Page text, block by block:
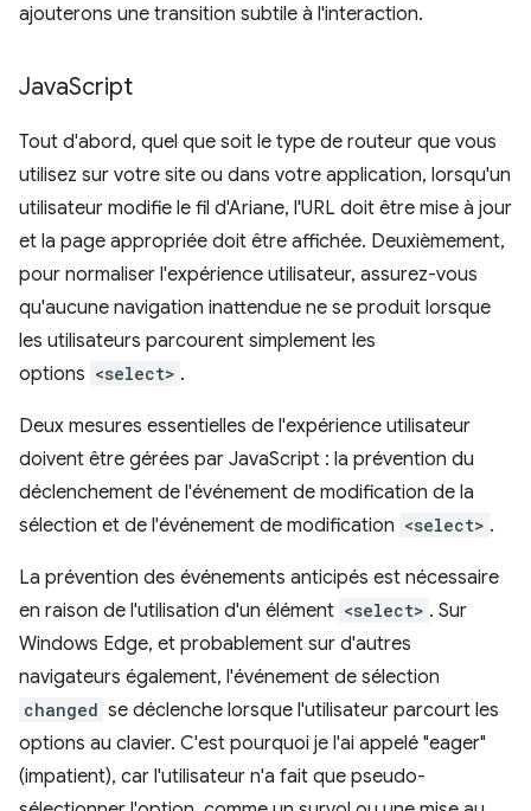
ajouterons une transition subtile à l'interaction.
JavaScript
Tout d'abord, quel que soit le type de routeur que vous
utilisez sur votre site ou dans votre application, lorsqu'un
utilisateur modifie le fil d'Ariane, l'URL doit être mise à jour
et la page appropriée doit être affichée. Deuxièmement,
pour normaliser l'expérience utilisateur, assurez-vous
qu'aucune navigation inattendue ne se produit lorsque
les utilisateurs parcourent simplement les
options <select> .
Deux mesures essentielles de l'expérience utilisateur
doivent être gérées par JavaScript : la prévention du
déclenchement de l'événement de modification de la
sélection et de l'événement de modification <select> .
La prévention des événements anticipés est nécessaire
en raison de l'utilisation d'un élément <select> . Sur
Windows Edge, et probablement sur d'autres
navigateurs également, l'événement de sélection
changed se déclenche lorsque l'utilisateur parcourt les
options au clavier. C'est pourquoi je l'ai appelé "eager"
(impatient), car l'utilisateur n'a fait que pseudo-